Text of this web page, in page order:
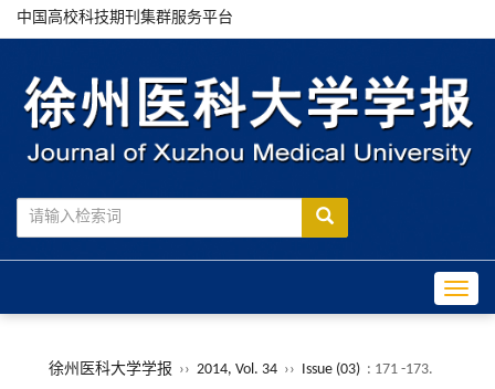
中国高校科技期刊集群服务平台
徐州医科大学学报 ›› 2014, Vol. 34 ›› Issue (03) : 171 -173.